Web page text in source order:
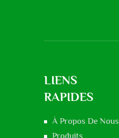
LIENS
RAPIDES
À Propos De Nous
Produits